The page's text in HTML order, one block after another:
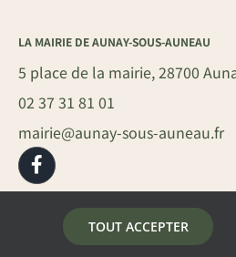
LA MAIRIE DE AUNAY-SOUS-AUNEAU
5 place de la mairie, 28700
02 37 31 81 01
mairie@aunay-sous-auneau.fr
MENTIONS LÉGALES–PLAN DU SITE
TOUT ACCEPTER